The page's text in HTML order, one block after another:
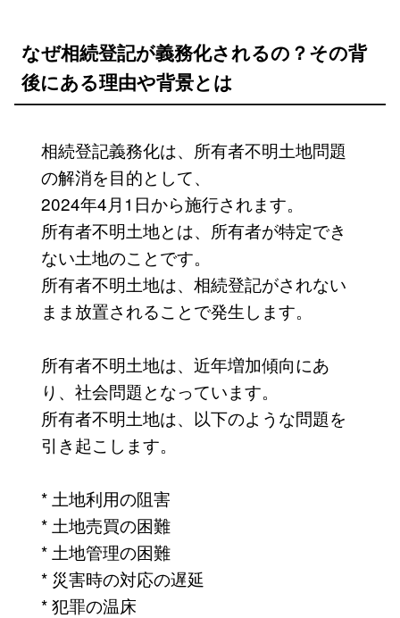
なぜ相続登記が義務化されるの？その背
後にある理由や背景とは
相続登記義務化は、所有者不明土地問題
の解消を目的として、
2024年4月1日から施行されます。
所有者不明土地とは、所有者が特定でき
ない土地のことです。
所有者不明土地は、相続登記がされない
まま放置されることで発生します。
所有者不明土地は、近年増加傾向にあ
り、社会問題となっています。
所有者不明土地は、以下のような問題を
引き起こします。
* 土地利用の阻害
* 土地売買の困難
* 土地管理の困難
* 災害時の対応の遅延
* 犯罪の温床